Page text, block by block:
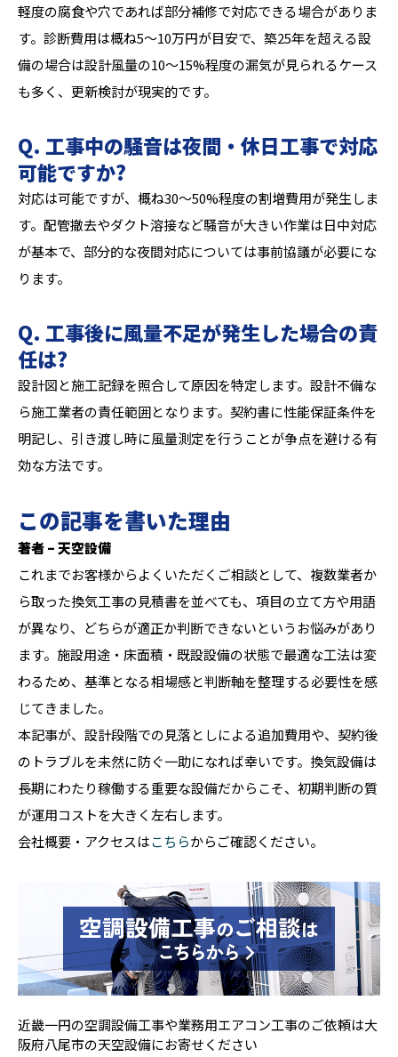
軽度の腐食や穴であれば部分補修で対応できる場合がありま
す。診断費用は概ね5〜10万円が目安で、築25年を超える設
備の場合は設計風量の10〜15%程度の漏気が見られるケース
も多く、更新検討が現実的です。
Q. 工事中の騒音は夜間・休日工事で対応
可能ですか?
対応は可能ですが、概ね30〜50%程度の割増費用が発生しま
す。配管撤去やダクト溶接など騒音が大きい作業は日中対応
が基本で、部分的な夜間対応については事前協議が必要にな
ります。
Q. 工事後に風量不足が発生した場合の責
任は?
設計図と施工記録を照合して原因を特定します。設計不備な
ら施工業者の責任範囲となります。契約書に性能保証条件を
明記し、引き渡し時に風量測定を行うことが争点を避ける有
効な方法です。
この記事を書いた理由
著者 – 天空設備
これまでお客様からよくいただくご相談として、複数業者か
ら取った換気工事の見積書を並べても、項目の立て方や用語
が異なり、どちらが適正か判断できないというお悩みがあり
ます。施設用途・床面積・既設設備の状態で最適な工法は変
わるため、基準となる相場感と判断軸を整理する必要性を感
じてきました。
本記事が、設計段階での見落としによる追加費用や、契約後
のトラブルを未然に防ぐ一助になれば幸いです。換気設備は
長期にわたり稼働する重要な設備だからこそ、初期判断の質
が運用コストを大きく左右します。
会社概要・アクセスはこちらからご確認ください。
近畿一円の空調設備工事や業務用エアコン工事のご依頼は大
阪府八尾市の天空設備にお寄せください